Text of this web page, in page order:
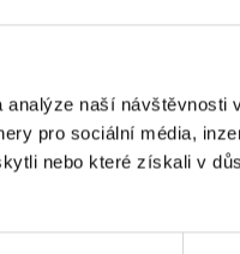
naší návštěvnosti
pro sociální média,
nebo které získali v